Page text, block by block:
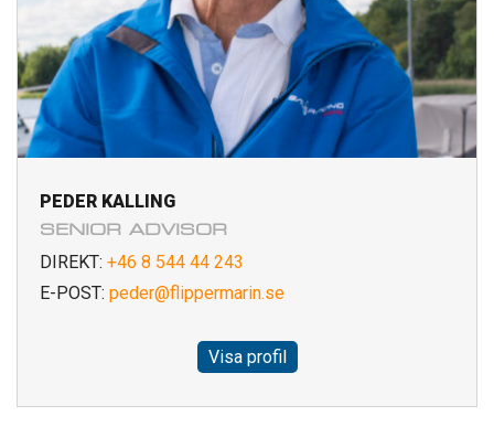
PEDER KALLING
SENIOR ADVISOR
DIREKT: +46 8 544 44 243
E-POST: peder@flippermarin.se
Visa profil